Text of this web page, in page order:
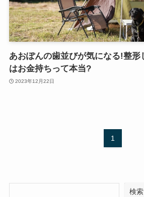
あおぽんの歯並びが気になる!整形
はお金持ちって本当?
2023年12月22日
1
検索